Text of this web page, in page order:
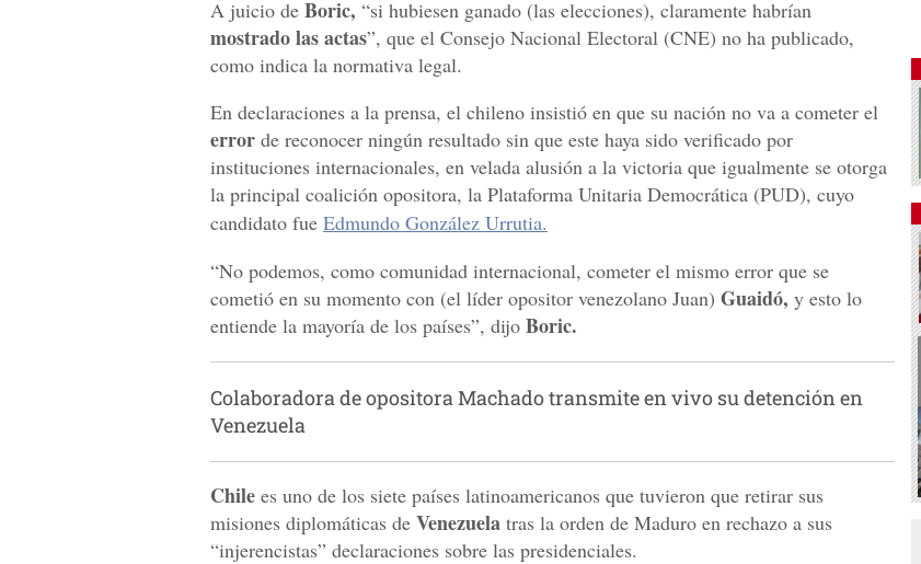
A juicio de Boric, “si hubiesen ganado (las elecciones), claramente habrían
mostrado las actas”, que el Consejo Nacional Electoral (CNE) no ha publicado,
como indica la normativa legal.
En declaraciones a la prensa, el chileno insistió en que su nación no va a cometer el
error de reconocer ningún resultado sin que este haya sido verificado por
instituciones internacionales, en velada alusión a la victoria que igualmente se otorga
la principal coalición opositora, la Plataforma Unitaria Democrática (PUD), cuyo
candidato fue Edmundo González Urrutia.
“No podemos, como comunidad internacional, cometer el mismo error que se
cometió en su momento con (el líder opositor venezolano Juan) Guaidó, y esto lo
entiende la mayoría de los países”, dijo Boric.
Colaboradora de opositora Machado transmite en vivo su detención en
Venezuela
Chile es uno de los siete países latinoamericanos que tuvieron que retirar sus
misiones diplomáticas de Venezuela tras la orden de Maduro en rechazo a sus
“injerencistas” declaraciones sobre las presidenciales.